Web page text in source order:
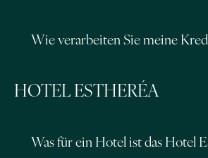
Wie verarbeiten Sie meine
HOTEL ESTHERÉA
Was für ein Hotel ist das Hotel